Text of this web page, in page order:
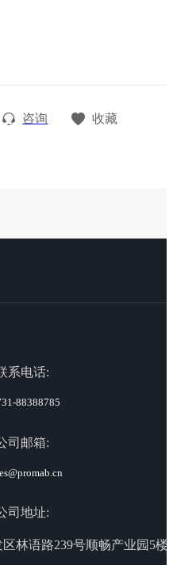
咨询 收藏
系电话:
88388785
司邮箱:
司地址:
林语路239号顺畅产业园5楼